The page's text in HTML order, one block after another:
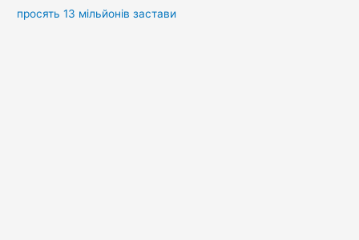
просять 13 мільйонів застави